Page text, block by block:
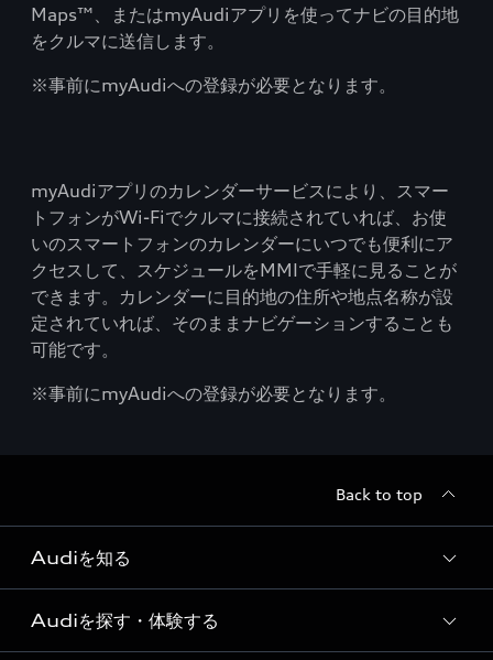
Maps™、またはmyAudiアプリを使ってナビの目的地
をクルマに送信します。
※事前にmyAudiへの登録が必要となります。
myAudiアプリのカレンダーサービスにより、スマー
トフォンがWi-Fiでクルマに接続されていれば、お使
いのスマートフォンのカレンダーにいつでも便利にア
クセスして、スケジュールをMMIで手軽に見ることが
できます。カレンダーに目的地の住所や地点名称が設
定されていれば、そのままナビゲーションすることも
可能です。
※事前にmyAudiへの登録が必要となります。
Back to top
Audiを知る
Audi ブランド
Audiを探す・体験する